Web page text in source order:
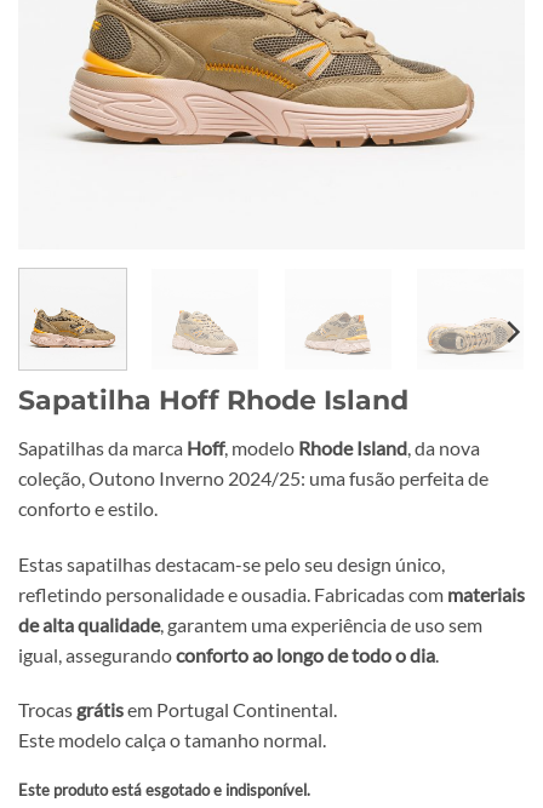
Sapatilha Hoff Rhode Island
Sapatilhas da marca Hoff, modelo Rhode Island, da nova
coleção, Outono Inverno 2024/25: uma fusão perfeita de
conforto e estilo.
Estas sapatilhas destacam-se pelo seu design único,
refletindo personalidade e ousadia. Fabricadas com materiais
de alta qualidade, garantem uma experiência de uso sem
igual, assegurandoconforto ao longo de todo o dia
Trocas grátisem Portugal Continental.
Este modelo calça o tamanho normal.
Este produto está esgotado e indisponível.
Alternative: